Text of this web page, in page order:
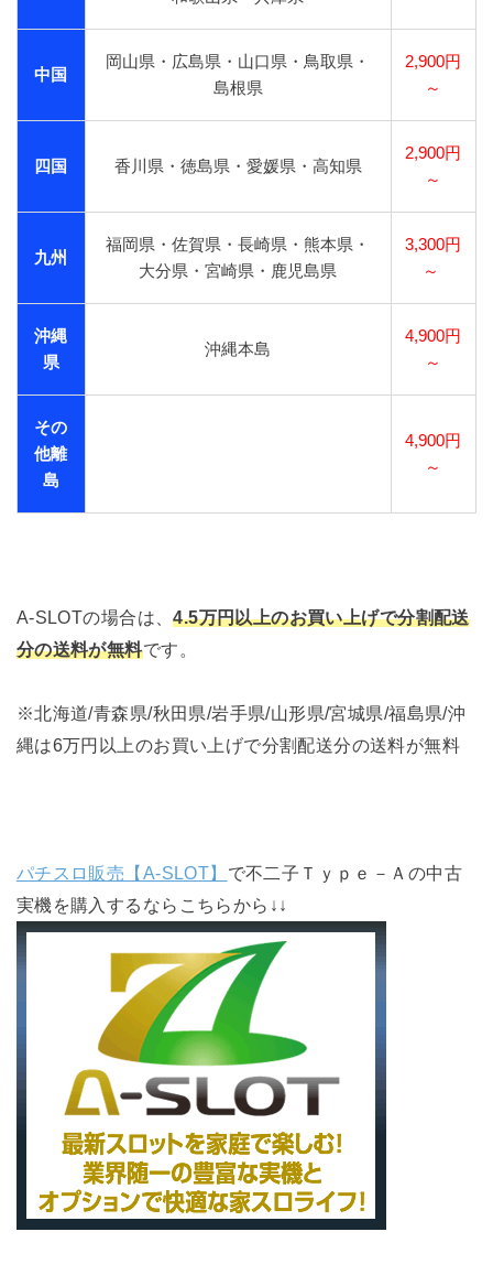
中国
岡山県・広島県・山口県・鳥取県・
島根県
2,900円
～
四国 香川県・徳島県・愛媛県・高知県
2,900円
～
九州
福岡県・佐賀県・長崎県・熊本県・
大分県・宮崎県・鹿児島県
3,300円
～
沖縄
県
沖縄本島
4,900円
～
その
他離
島
4,900円
～
A-SLOTの場合は、4.5万円以上のお買い上げで分割配送
分の送料が無料です。
※北海道/青森県/秋田県/岩手県/山形県/宮城県/福島県/沖
縄は6万円以上のお買い上げで分割配送分の送料が無料
パチスロ販売【A-SLOT】 で不二子Ｔｙｐｅ－Ａの中古
実機を購入するならこちらから↓↓